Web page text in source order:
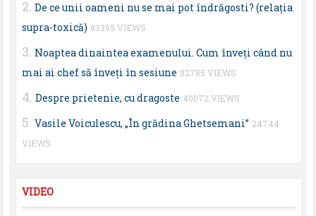
De ce unii oameni nu se mai pot îndrăgosti? (relaţia
supra-toxică) 83395 VIEWS
Noaptea dinaintea examenului. Cum înveţi când nu
mai ai chef să înveţi în sesiune 82785 VIEWS
Despre prietenie, cu dragoste 40072 VIEWS
Vasile Voiculescu, „În grădina Ghetsemani” 24744
VIEWS
VIDEO